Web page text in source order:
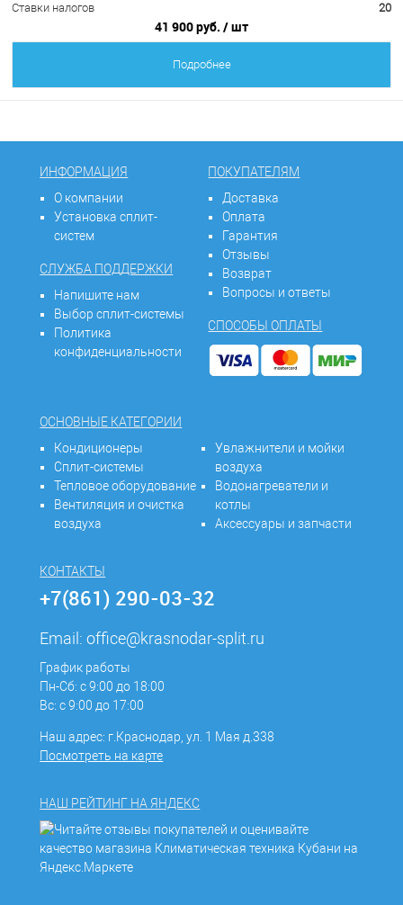
Ставки налогов
20
41 900 руб. / шт
Подробнее
ИНФОРМАЦИЯ
О компании
Установка сплит-
систем
СЛУЖБА ПОДДЕРЖКИ
Напишите нам
Выбор сплит-системы
Политика
конфиденциальности
ПОКУПАТЕЛЯМ
Доставка
Оплата
Гарантия
Отзывы
Возврат
Вопросы и ответы
СПОСОБЫ ОПЛАТЫ
ОСНОВНЫЕ КАТЕГОРИИ
Кондиционеры
Сплит-системы
Тепловое оборудование
Вентиляция и очистка
воздуха
Увлажнители и мойки
воздуха
Водонагреватели и
котлы
Аксессуары и запчасти
КОНТАКТЫ
+7(861) 290-03-32
Email:office@krasnodar-split.ru
График работы
Пн-Сб: с 9:00 до 18:00
Вс: с 9:00 до 17:00
Наш адрес: г.Краснодар, ул. 1 Мая д.338
Посмотреть на карте
НАШ РЕЙТИНГ НА ЯНДЕКС